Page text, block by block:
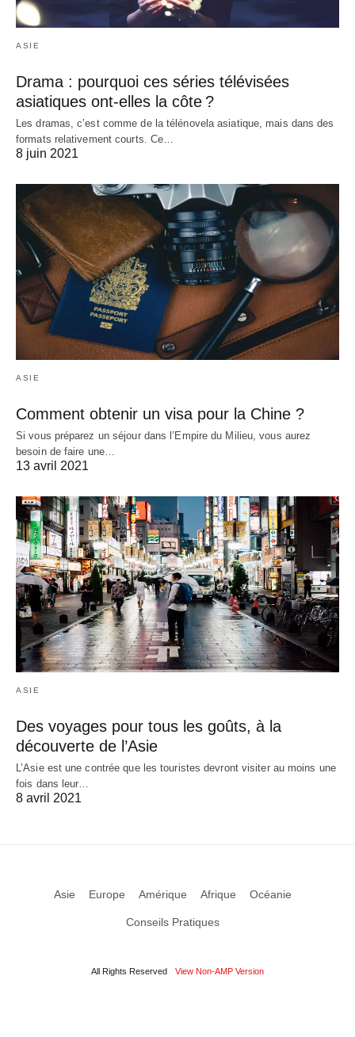
ASIE
Drama : pourquoi ces séries télévisées
asiatiques ont-elles la côte ?
Les dramas, c’est comme de la télénovela asiatique, mais dans des
formats relativement courts. Ce…
8 juin 2021
ASIE
Comment obtenir un visa pour la Chine ?
Si vous préparez un séjour dans l’Empire du Milieu, vous aurez
besoin de faire une…
13 avril 2021
ASIE
Des voyages pour tous les goûts, à la
découverte de l’Asie
L’Asie est une contrée que les touristes devront visiter au moins une
fois dans leur…
8 avril 2021
Asie Europe Amérique Afrique Océanie
Conseils Pratiques
All Rights Reserved View Non-AMP Version